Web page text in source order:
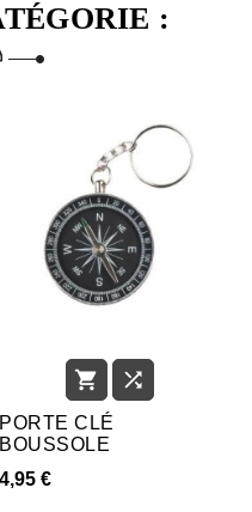
:
 
PORTE CLÉ
BOUSSOLE
4,95 €